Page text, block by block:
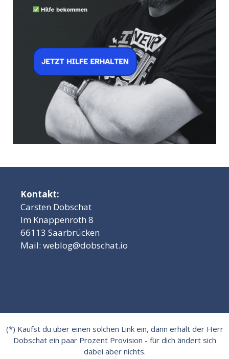
Kontakt:
Carsten Dobschat
Im Knappenroth 8
66113 Saarbrücken
Mail: weblog@dobschat.io
(*) Kaufst du über einen solchen Link ein, dann erhält der Herr
Dobschat ein paar Prozent Provision - für dich ändert sich
dabei aber nichts.